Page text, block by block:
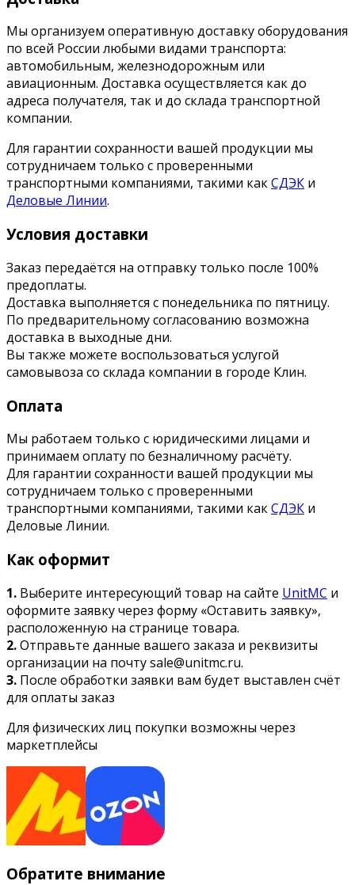
Мы организуем оперативную доставку оборудования
по всей России любыми видами транспорта:
автомобильным, железнодорожным или
авиационным. Доставка осуществляется как до
адреса получателя, так и до склада транспортной
компании.
Для гарантии сохранности вашей продукции мы
сотрудничаем только с проверенными
транспортными компаниями, такими какСДЭК и
Деловые Линии.
Условия доставки
Заказ передаётся на отправку только после 100%
предоплаты.
Доставка выполняется с понедельника по пятницу.
По предварительному согласованию возможна
доставка в выходные дни.
Вы также можете воспользоваться услугой
самовывоза со склада компании в городе Клин.
Оплата
Мы работаем только с юридическими лицами и
принимаем оплату по безналичному расчёту.
Для гарантии сохранности вашей продукции мы
сотрудничаем только с проверенными
транспортными компаниями, такими какСДЭК и
Деловые Линии.
Как оформит
1. Выберите интересующий товар на сайте UnitMC и
оформите заявку через форму «Оставить заявку»,
расположенную на странице товара.
2.Отправьте данные вашего заказа и реквизиты
организации на почту sale@unitmc.ru.
3. После обработки заявки вам будет выставлен счёт
для оплаты заказ
Для физических лиц покупки возможны через
маркетплейсы
Обратите внимание